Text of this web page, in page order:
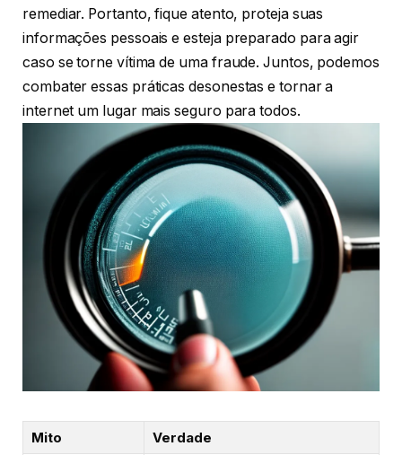
remediar. Portanto, fique atento, proteja suas
informações pessoais e esteja preparado para agir
caso se torne vítima de uma fraude. Juntos, podemos
combater essas práticas desonestas e tornar a
internet um lugar mais seguro para todos.
Mito
Verdade